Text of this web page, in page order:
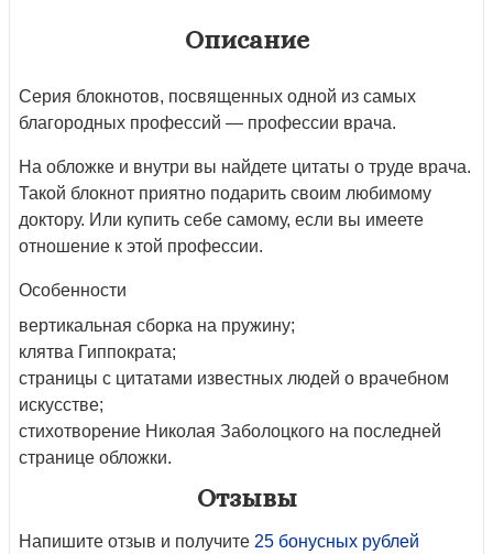
Описание
Серия блокнотов, посвященных одной из самых
благородных профессий — профессии врача.
На обложке и внутри вы найдете цитаты о труде врача.
Такой блокнот приятно подарить своим любимому
доктору. Или купить себе самому, если вы имеете
отношение к этой профессии.
Особенности
вертикальная сборка на пружину;
клятва Гиппократа;
страницы с цитатами известных людей о врачебном
искусстве;
стихотворение Николая Заболоцкого на последней
странице обложки.
Отзывы
Напишите отзыв и получите 25 бонусных рублей